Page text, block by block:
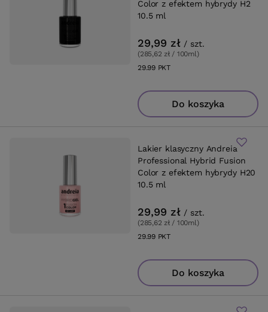
Color z efektem hybrydy H2
10.5 ml
29,99 zł / szt.
(285,62 zł / 100ml)
29.99PKTpunktów
Do koszyka
Lakier klasyczny Andreia
Professional Hybrid Fusion
Color z efektem hybrydy H20
10.5 ml
29,99 zł / szt.
(285,62 zł / 100ml)
29.99PKTpunktów
Do koszyka